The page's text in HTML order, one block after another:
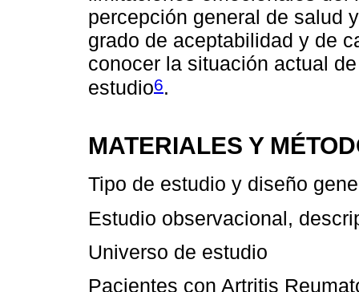
percepción general de salud
grado de aceptabilidad y de
conocer la situación actual
estudio6.
MATERIALES Y
Tipo de estudio y diseño
Estudio observacional,
Universo de estudio
Pacientes con Artritis